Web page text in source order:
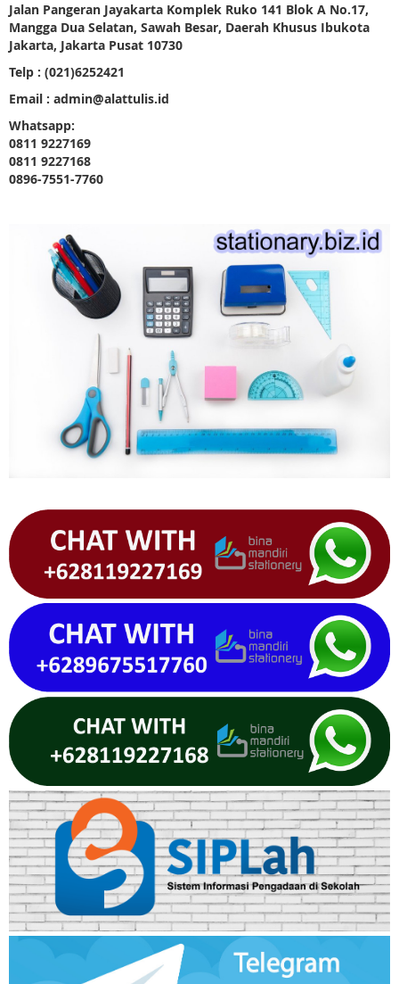
Jalan Pangeran Jayakarta Komplek Ruko 141 Blok A No.17,
Mangga Dua Selatan, Sawah Besar, Daerah Khusus Ibukota
Jakarta, Jakarta Pusat 10730
Telp : (021)6252421
Email : admin@alattulis.id
Whatsapp:
0811 9227169
0811 9227168
0896-7551-7760